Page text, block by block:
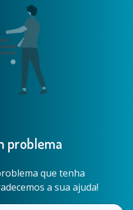
problema
que tenha
a sua ajuda!